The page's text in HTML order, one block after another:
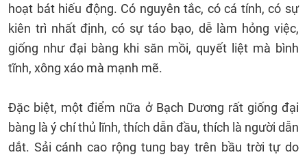
hoạt bát hiếu động. Có nguyên tắc, có cá tính, có sự
kiên trì nhất định, có sự táo bạo, dễ làm hỏng việc,
giống như đại bàng khi săn mồi, quyết liệt mà bình
tĩnh, xông xáo mà mạnh mẽ.
Đặc biệt, một điểm nữa ở Bạch Dương rất giống đại
bàng là ý chí thủ lĩnh, thích dẫn đầu, thích là người dẫn
dắt. Sải cánh cao rộng tung bay trên bầu trời tự do